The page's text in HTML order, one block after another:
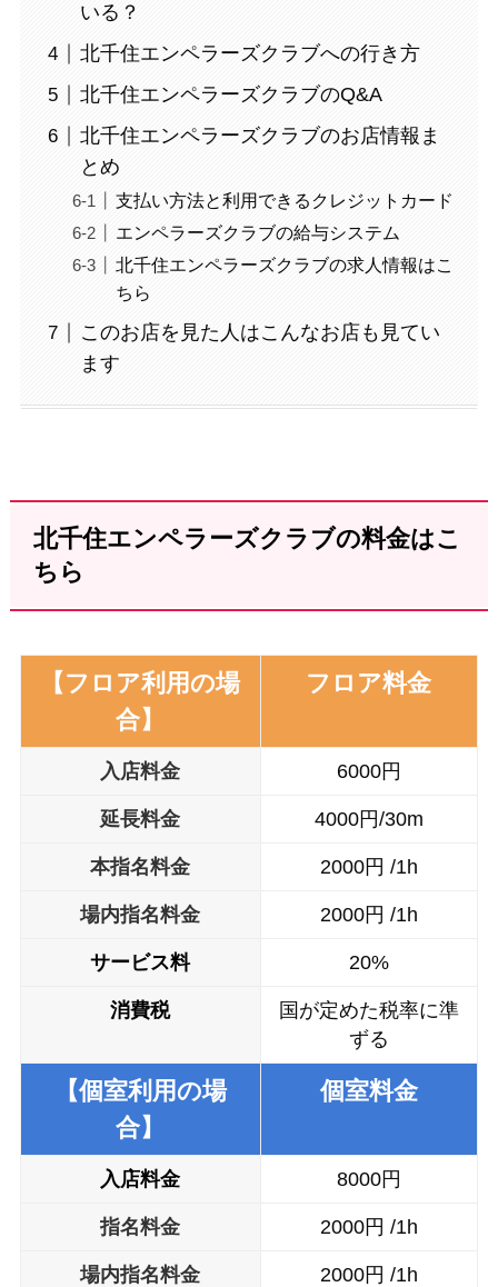
いる？
北千住エンペラーズクラブへの行き方
北千住エンペラーズクラブのQ&A
北千住エンペラーズクラブのお店情報ま
とめ
支払い方法と利用できるクレジットカード
エンペラーズクラブの給与システム
北千住エンペラーズクラブの求人情報はこ
ちら
このお店を見た人はこんなお店も見てい
ます
北千住エンペラーズクラブの料金はこ
ちら
【フロア利用の場
合】
フロア料金
入店料金 6000円
延長料金 4000円/30m
本指名料金 2000円 /1h
場内指名料金 2000円 /1h
サービス料 20%
消費税
国が定めた税率に準
ずる
【個室利用の場
合】
個室料金
入店料金 8000円
指名料金 2000円 /1h
場内指名料金 2000円 /1h